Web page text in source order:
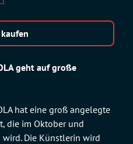
geht auf große
hat eine groß angelegte
die im Oktober und
Die Künstlerin wird